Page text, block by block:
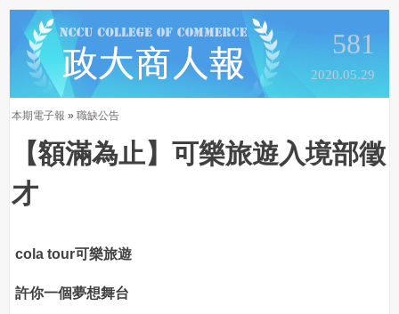
581
2020.05.29
本期電子報 » 職缺公告
【額滿為止】可樂旅遊入境部徵
才
cola tour可樂旅遊
許你一個夢想舞台